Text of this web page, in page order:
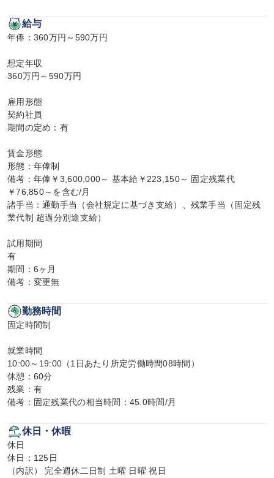
給与
年俸：360万円～590万円
想定年収
360万円～590万円
雇用形態
契約社員
期間の定め：有
賃金形態
形態：年俸制
備考：年俸￥3,600,000～ 基本給￥223,150～ 固定残業代
￥76,850～を含む/月
諸手当：通勤手当（会社規定に基づき支給）、残業手当（固定残
業代制 超過分別途支給）
試用期間
有
期間：6ヶ月
備考：変更無
勤務時間
固定時間制
就業時間
10:00～19:00（1日あたり所定労働時間08時間）
休憩：60分
残業：有
備考：固定残業代の相当時間：45.0時間/月
休日・休暇
休日
休日：125日
（内訳） 完全週休二日制 土曜 日曜 祝日